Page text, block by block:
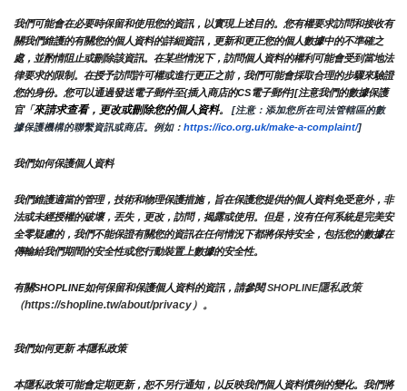
我們可能會在必要時保留和使用您的資訊，以實現上述目的。您有權要求訪問和接收有
關我們維護的有關您的個人資料的詳細資訊，更新和更正您的個人數據中的不準確之
處，並酌情阻止或刪除該資訊。在某些情況下，訪問個人資料的權利可能會受到當地法
律要求的限制。在授予訪問許可權或進行更正之前，我們可能會採取合理的步驟來驗證
您的身份。您可以通過發送電子郵件至{插入商店的CS電子郵件][注意我們的數據保護
官「來請求查看，更改或刪除您的個人資料。
[注意：添加您所在司法管轄區的數
據保護機構的聯繫資訊或商店。例如： https://ico.org.uk/make-a-complaint/]
我們如何保護個人資料
我們維護適當的管理，技術和物理保護措施，旨在保護您提供的個人資料免受意外，非
法或未經授權的破壞，丟失，更改，訪問，揭露或使用。但是，沒有任何系統是完美安
全零疑慮的，我們不能保證有關您的資訊在任何情況下都將保持安全，包括您的數據在
傳輸給我們期間的安全性或您行動裝置上數據的安全性。
有關SHOPLINE如何保留和保護個人資料的資訊，請參閱 SHOPLINE隱私政策
（https://shopline.tw/about/privacy）。
我們如何更新 本隱私政策
本隱私政策可能會定期更新，恕不另行通知，以反映我們個人資料慣例的變化。我們將